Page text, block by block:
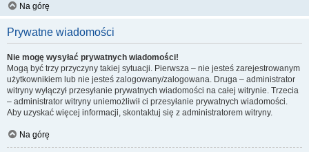
Na górę
Prywatne wiadomości
Nie mogę wysyłać prywatnych wiadomości!
Mogą być trzy przyczyny takiej sytuacji. Pierwsza – nie jesteś zarejestrowanym
użytkownikiem lub nie jesteś zalogowany/zalogowana. Druga – administrator
witryny wyłączył przesyłanie prywatnych wiadomości na całej witrynie. Trzecia
– administrator witryny uniemożliwił ci przesyłanie prywatnych wiadomości.
Aby uzyskać więcej informacji, skontaktuj się z administratorem witryny.
Na górę